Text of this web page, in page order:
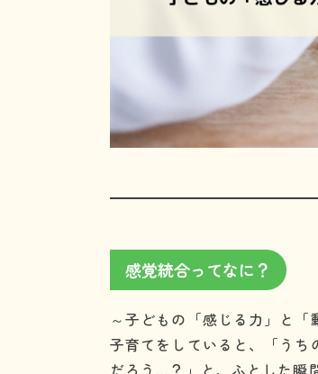
感覚統合ってなに？
～子どもの「感じる力」と
子育てをしていると、「う
だろう…？」と、ふとした瞬